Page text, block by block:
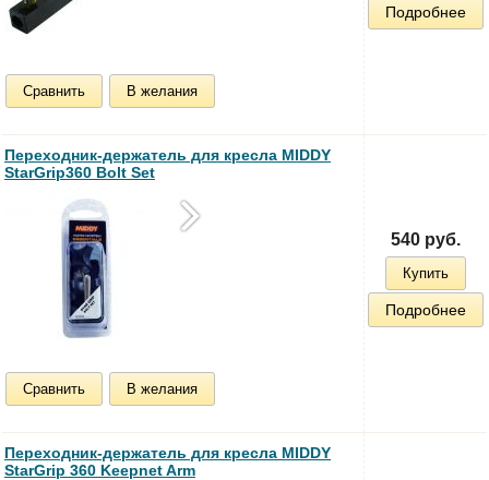
Сравнить В желания
Подробнее
Переходник-держатель для кресла MIDDY
StarGrip360 Bolt Set
Сравнить В желания
540 руб.
Купить
Подробнее
Переходник-держатель для кресла MIDDY
StarGrip 360 Keepnet Arm